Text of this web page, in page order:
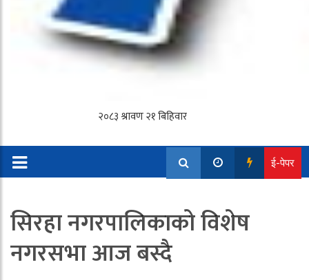
ई-पेपर
सिरहा नगरपालिकाको विशेष
नगरसभा आज बस्दै